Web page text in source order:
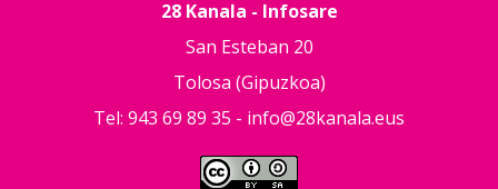
28 Kanala - Infosare
San Esteban 20
Tolosa (Gipuzkoa)
Tel: 943 69 89 35 - info@28kanala.eus